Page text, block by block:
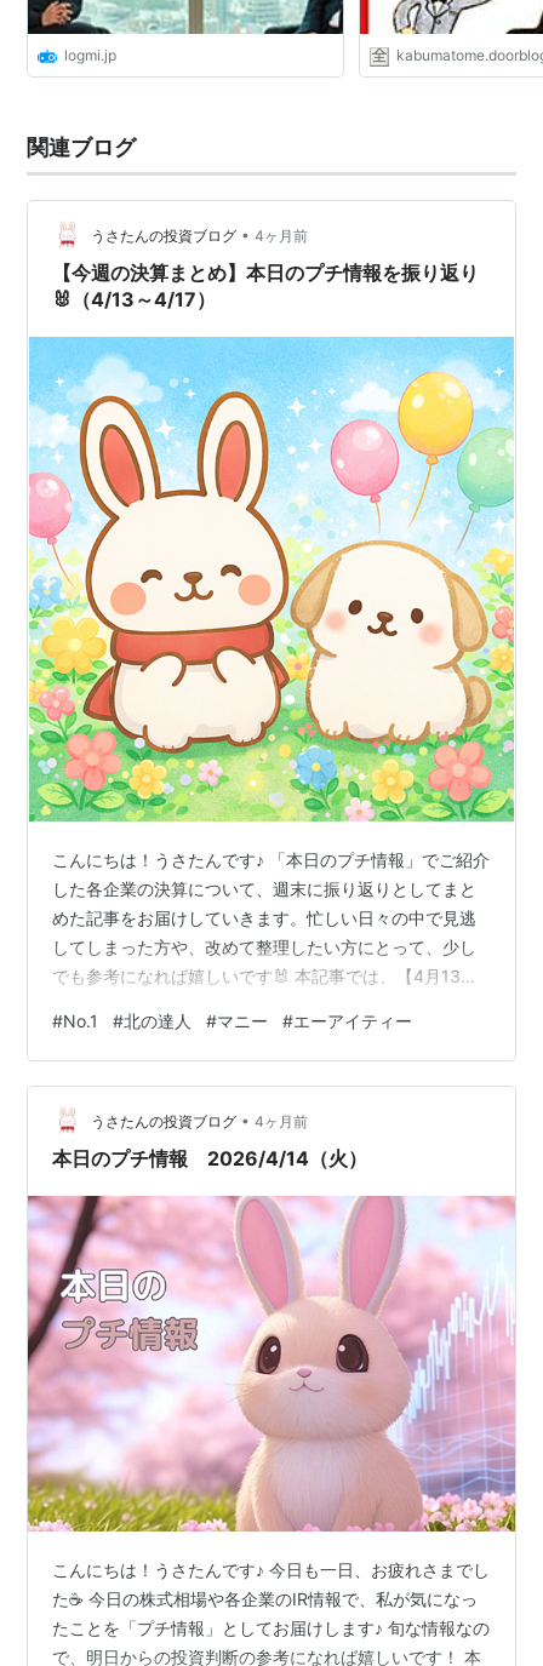
logmi.jp
関連ブログ
うさたんの投資ブログ • 4ヶ月前
【今週の決算まとめ】本日のプチ情報を振り返り
🐰（4/13～4/17）
こんにちは！うさたんです♪ 「本日のプチ情報」でご紹介
した各企業の決算について、週末に振り返りとしてまと
めた記事をお届けしていきます。忙しい日々の中で見逃
してしまった方や、改めて整理したい方にとって、少し
でも参考になれば嬉しいです🐰 本記事では、【4月13日
た。今回の決算では、増収増益や過去最高益の更新に加
え、増配や記念配当など株主還元の強化が多く見られ、
企業の成長と株主への還元姿勢の両面で魅力的な内容が
目立ちました。 一方で、減収減益となった企業もありま
したが、将来に向けた投資や成長戦略が進められてお
#No.1 #北の達人 #マニー #エーアイティー
うさたんの投資ブログ • 4ヶ月前
本日のプチ情報 2026/4/14（火）
こんにちは！うさたんです♪ 今日も一日、お疲れさまでし
た☕ 今日の株式相場や各企業のIR情報で、私が気になっ
たことを「プチ情報」としてお届けします♪ 旬な情報なの
で、明日からの投資判断の参考になれば嬉しいです！ 本